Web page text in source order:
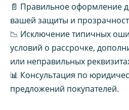
📄 Правильное оформление
вашей защиты и
📉 Исключение типичных
условий о рассрочке,
или неправильных
📊 Консультация по
предложений покупателей.